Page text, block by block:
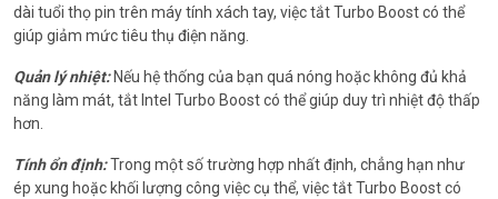
dài tuổi thọ pin trên máy tính xách tay, việc tắt Turbo Boost có thể
giúp giảm mức tiêu thụ điện năng.
Quản lý nhiệt: Nếu hệ thống của bạn quá nóng hoặc không đủ khả
năng làm mát, tắt Intel Turbo Boost có thể giúp duy trì nhiệt độ thấp
hơn.
Tính ổn định:Trong một số trường hợp nhất định, chẳng hạn như
ép xung hoặc khối lượng công việc cụ thể, việc tắt Turbo Boost có